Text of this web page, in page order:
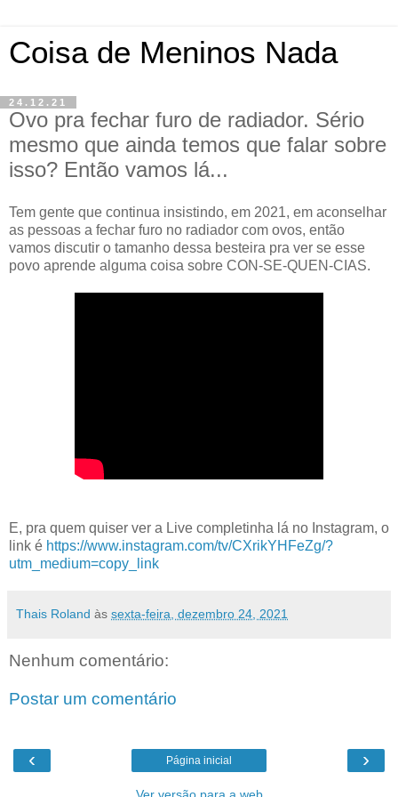
Coisa de Meninos Nada
24.12.21
Ovo pra fechar furo de radiador. Sério
mesmo que ainda temos que falar sobre
isso? Então vamos lá...
Tem gente que continua insistindo, em 2021, em aconselhar
as pessoas a fechar furo no radiador com ovos, então
vamos discutir o tamanho dessa besteira pra ver se esse
povo aprende alguma coisa sobre CON-SE-QUEN-CIAS.
E, pra quem quiser ver a Live completinha lá no Instagram, o
link é https://www.instagram.com/tv/CXrikYHFeZg/?
utm_medium=copy_link
Thais Roland às sexta-feira, dezembro 24, 2021
Nenhum comentário:
Postar um comentário
‹ ›
Página inicial
Ver versão para a web